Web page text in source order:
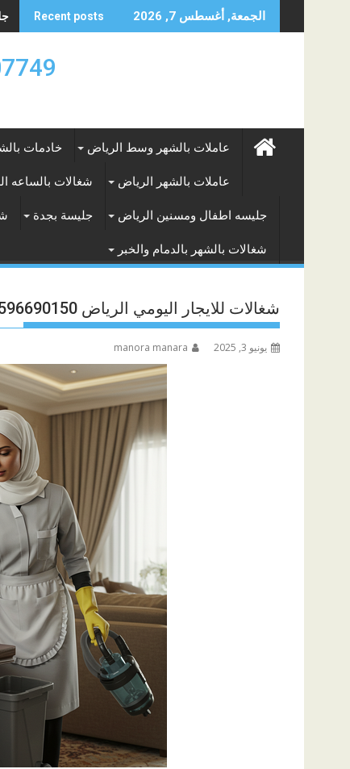
to
الجمعة, أغسطس 7, 2026 Recent posts
0583707749-
عاملات بالشهر وسط الرياض خادمات
عاملات بالشهر الرياض شغالات بالساعه
جليسه اطفال ومسنين الرياض جليسة بجدة
شغالات بالشهر بالدمام والخبر
شغالات للايجار اليومي الرياض 0596690150
يونيو 3, 2025 manora manara